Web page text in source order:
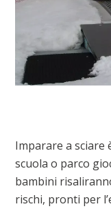
Imparare a sciare
scuola o parco
bambini
rischi, pronti per